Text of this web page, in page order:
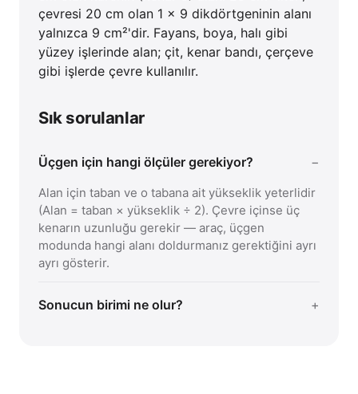
çevresi 20 cm olan 1 × 9 dikdörtgeninin alanı
yalnızca 9 cm²'dir. Fayans, boya, halı gibi
yüzey işlerinde alan; çit, kenar bandı, çerçeve
gibi işlerde çevre kullanılır.
Sık sorulanlar
Üçgen için hangi ölçüler gerekiyor?
Alan için taban ve o tabana ait yükseklik yeterlidir
(Alan = taban × yükseklik ÷ 2). Çevre içinse üç
kenarın uzunluğu gerekir — araç, üçgen
modunda hangi alanı doldurmanız gerektiğini ayrı
ayrı gösterir.
Sonucun birimi ne olur?